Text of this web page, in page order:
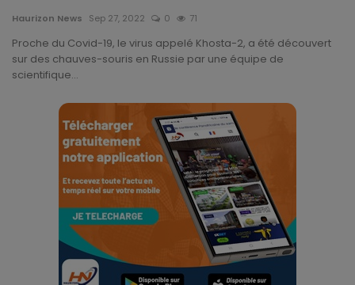
Motivation
Articles Sponsorisés
Education
Économie
Haurizon News Sep 27, 2022 0 71
Proche du Covid-19, le virus appelé Khosta-2, a été découvert
sur des chauves-souris en Russie par une équipe de
scientifique...